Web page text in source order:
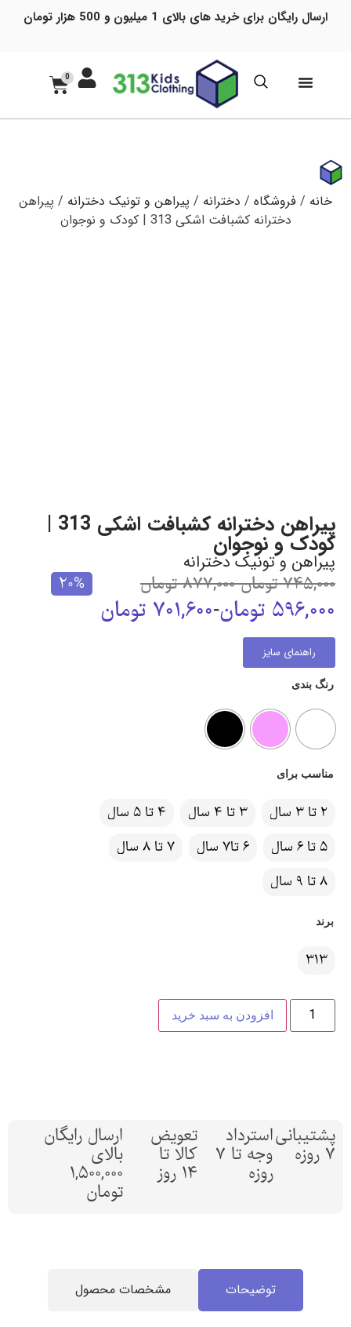
ارسال رایگان برای خرید های بالای 1 میلیون و 500 هزار تومان
0
خانه / فروشگاه / دخترانه / پیراهن و تونیک دخترانه / پیراهن
دخترانه کشبافت اشکی 313 | کودک و نوجوان
پیراهن دخترانه کشبافت اشکی 313 |
کودک و نوجوان
پیراهن و تونیک دخترانه
745,000 تومان-
877,000 تومان
596,000 تومان-
701,600 تومان
20%
راهنمای سایز
رنگ بندی
مناسب برای
2 تا 3 سال 3 تا 4 سال
4 تا 5 سال
5 تا 6 سال
6 تا7 سال
7 تا 8 سال
8 تا 9 سال
برند
313
افزودن به سبد خرید
پشتیبانی
7 روزه
استرداد
وجه تا 7
روزه
تعویض
کالا تا
14 روز
ارسال رایگان
بالای
1,500,000
تومان
توضیحات مشخصات محصول